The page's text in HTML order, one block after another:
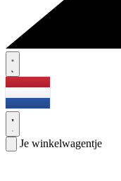
Je winkelwagentje